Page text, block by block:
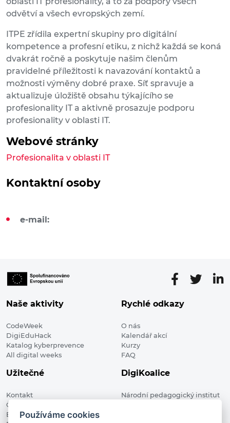
odvětví a všech evropských zemí.
ITPE zřídila expertní skupiny pro digitální
kompetence a profesní etiku, z nichž každá se koná
dvakrát ročně a poskytuje našim členům
pravidelné příležitosti k navazování kontaktů a
možnosti výměny dobré praxe. Síť spravuje a
aktualizuje úložiště obsahu týkajícího se
profesionality IT a aktivně prosazuje podporu
profesionality v oblasti IT.
Webové stránky
Profesionalita v oblasti IT
Kontaktní osoby
e-mail:
Naše aktivity
CodeWeek
DigiEduHack
Katalog kyberprevence
All digital weeks
Rychlé odkazy
O nás
Kalendář akcí
Kurzy
FAQ
Užitečné
Kontakt
Členské organizace
Blog
DigiKoalice
Národní pedagogický institut
Používáme cookies